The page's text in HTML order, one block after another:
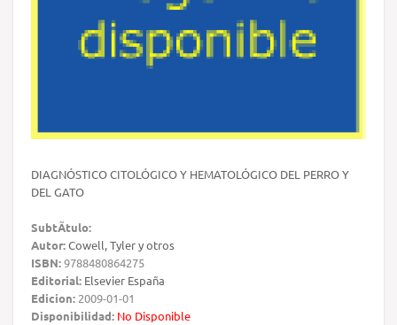
DIAGNÓSTICO CITOLÓGICO Y HEMATOLÓGICO DEL PERRO Y
DEL GATO
SubtÃ­tulo:
Autor:Cowell, Tyler y otros
ISBN:9788480864275
Editorial: Elsevier España
Edicion: 2009-01-01
Disponibilidad: No Disponible